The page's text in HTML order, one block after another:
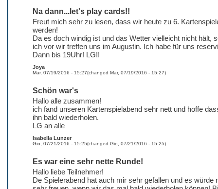
Na dann...let's play cards!!
Joya
Mar, 07/19/2016 - 15:27(changed Mar, 07/19/2016 - 15:27)
Freut mich sehr zu lesen, dass wir heute zu 6.
werden!
Da es doch windig ist und das Wetter vielleicht nicht hält,
ich vor wir treffen uns im Augustin. Ich habe für uns
Dann bis 19Uhr! LG!!
Schön war's
Isabella Lunzer
Gio, 07/21/2016 - 15:25(changed Gio, 07/21/2016 - 15:25)
Hallo alle zusammen!
ich fand unseren Kartenspielabend sehr nett und hoffe
ihn bald wiederholen.
LG an alle
Es war eine sehr nette Runde!
Hallo liebe Teilnehmer!
De Spielerabend hat auch mir sehr gefallen und es würde